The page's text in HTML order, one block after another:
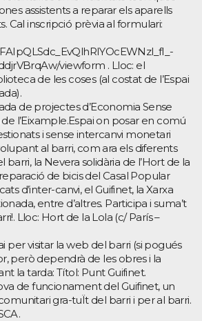
assistents a reparar els aparells
Cal inscripció prèvia al formulari:
viewform . Lloc: el
de les coses (al costat de l’Espai
de projectes d’Economia Sense
de l’Eixample.Espai on posar en comú
i sense intercanvi monetari
al barri, com ara els diferents
la Nevera solidària de l’Hort de la
de bicis del Casal Popular
d’inter-canvi, el Guifinet, la Xarxa
entre d’altres. Participa i suma’t
Lloc: Hort de la Lola (c/ París –
per visitar la web del barri (si pogués
però dependrà de les obres i la
la tarda: Títol: Punt Guifinet.
de funcionament del Guifinet, un
gra-tuÏt del barri i per al barri.